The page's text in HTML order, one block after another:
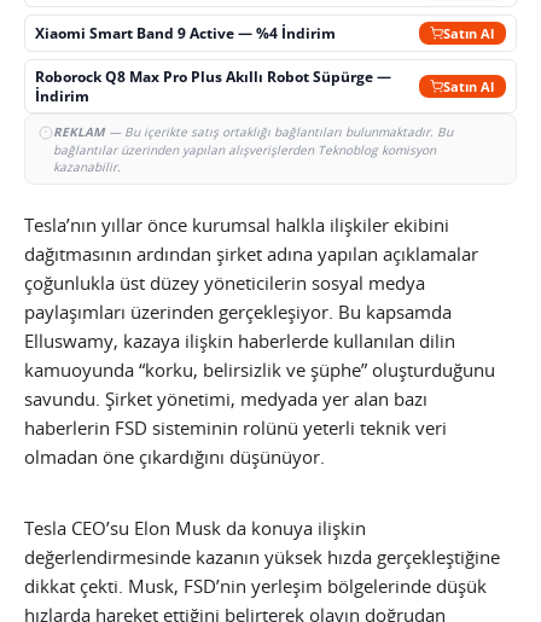
Xiaomi Smart Band 9 Active — %4 İndirim Satın Al
Roborock Q8 Max Pro Plus Akıllı Robot Süpürge —
İndirim
Satın Al
REKLAM— Bu içerikte satış ortaklığı bağlantıları bulunmaktadır. Bu
bağlantılar üzerinden yapılan alışverişlerden Teknoblog komisyon
kazanabilir.
Tesla’nın yıllar önce kurumsal halkla ilişkiler ekibini
dağıtmasının ardından şirket adına yapılan açıklamalar
çoğunlukla üst düzey yöneticilerin sosyal medya
paylaşımları üzerinden gerçekleşiyor. Bu kapsamda
Elluswamy, kazaya ilişkin haberlerde kullanılan dilin
kamuoyunda “korku, belirsizlik ve şüphe” oluşturduğunu
savundu. Şirket yönetimi, medyada yer alan bazı
haberlerin FSD sisteminin rolünü yeterli teknik veri
olmadan öne çıkardığını düşünüyor.
Tesla CEO’su Elon Musk da konuya ilişkin
değerlendirmesinde kazanın yüksek hızda gerçekleştiğine
dikkat çekti. Musk, FSD’nin yerleşim bölgelerinde düşük
hızlarda hareket ettiğini belirterek olayın doğrudan